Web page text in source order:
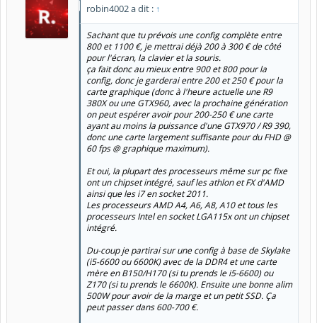
robin4002 a dit : ↑
Sachant que tu prévois une config complète entre
800 et 1100 €, je mettrai déjà 200 à 300 € de côté
pour l'écran, la clavier et la souris.
ça fait donc au mieux entre 900 et 800 pour la
config, donc je garderai entre 200 et 250 € pour la
carte graphique (donc à l'heure actuelle une R9
380X ou une GTX960, avec la prochaine génération
on peut espérer avoir pour 200-250 € une carte
ayant au moins la puissance d'une GTX970 / R9 390,
donc une carte largement suffisante pour du FHD @
60 fps @ graphique maximum).
Et oui, la plupart des processeurs même sur pc fixe
ont un chipset intégré, sauf les athlon et FX d'AMD
ainsi que les i7 en socket 2011.
Les processeurs AMD A4, A6, A8, A10 et tous les
processeurs Intel en socket LGA115x ont un chipset
intégré.
Du-coup je partirai sur une config à base de Skylake
(i5-6600 ou 6600K) avec de la DDR4 et une carte
mère en B150/H170 (si tu prends le i5-6600) ou
Z170 (si tu prends le 6600K). Ensuite une bonne alim
500W pour avoir de la marge et un petit SSD. Ça
peut passer dans 600-700 €.